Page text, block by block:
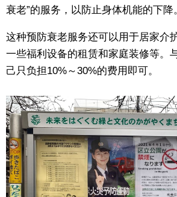
衰老”的服务，以防止身体机能的下降
这种预防衰老服务还可以用于居家介
一些福利设备的租赁和家庭装修等。
己只负担10%～30%的费用即可。